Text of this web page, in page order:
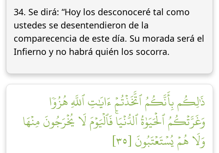
34. Se dirá: “Hoy los desconoceré tal como
ustedes se desentendieron de la
comparecencia de este día. Su morada será el
Infierno y no habrá quién los socorra.
ذَٰلِكُم بِأَنَّكُمُ ٱتَّخَذۡتُمۡ ءَايَٰتِ ٱللَّهِ هُزُوٗا
وَغَرَّتۡكُمُ ٱلۡحَيَوٰةُ ٱلدُّنۡيَاۚ فَٱلۡيَوۡمَ لَا يُخۡرَجُونَ مِنۡهَا
وَلَا هُمۡ يُسۡتَعۡتَبُونَ [٣٥]